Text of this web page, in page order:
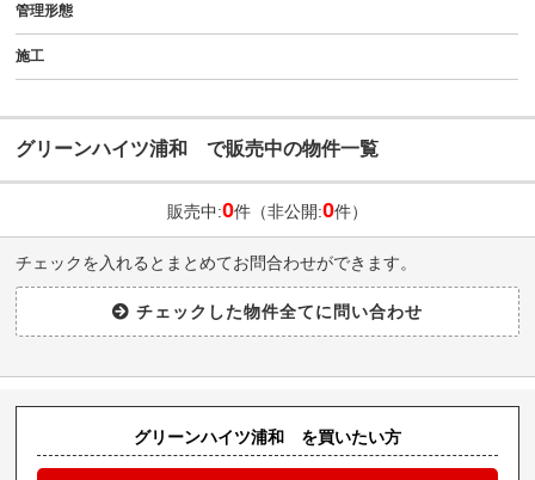
管理形態
施工
グリーンハイツ浦和 で販売中の物件一覧
販売中:0件（非公開:0件）
チェックを入れるとまとめてお問合わせができます。
グリーンハイツ浦和 を買いたい方